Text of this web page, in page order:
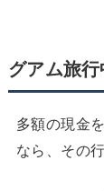
グアム旅
多額の現金
なら、その